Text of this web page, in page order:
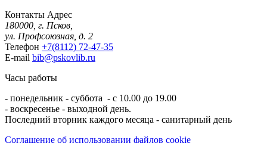
Контакты Адрес
180000, г. Псков,
ул. Профсоюзная, д. 2
Телефон +7(8112) 72-47-35
E-mail bib@pskovlib.ru
Часы работы
- понедельник - суббота - с 10.00 до 19.00
- воскресенье - выходной день.
Последний вторник каждого месяца - санитарный день
Соглашение об использовании файлов cookie